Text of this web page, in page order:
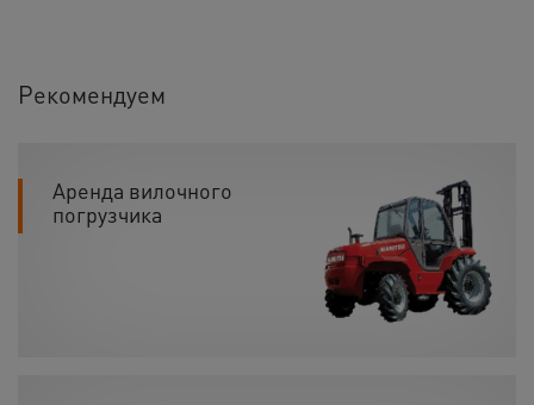
Рекомендуем
Аренда вилочного
погрузчика